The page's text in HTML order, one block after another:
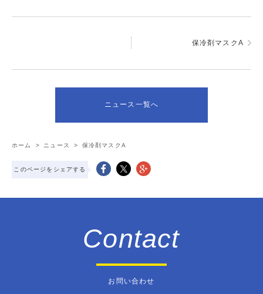
保冷剤マスクA
ニュース一覧へ
ホーム > ニュース > 保冷剤マスクA
このページをシェアする
Contact
お問い合わせ